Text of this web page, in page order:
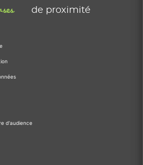
de proximité
d'audience